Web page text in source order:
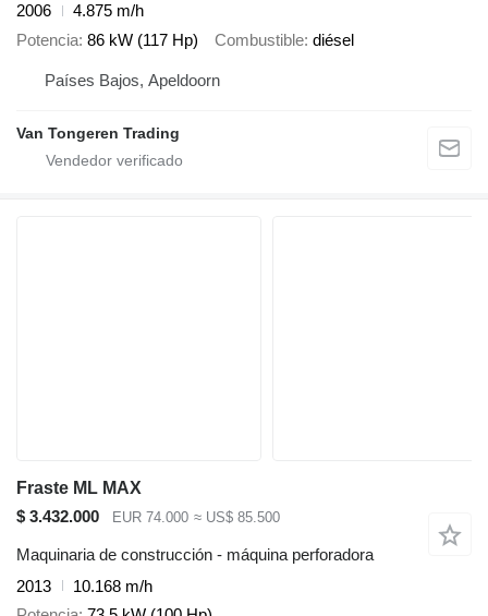
2006
4.875 m/h
Potencia 86 kW (117 Hp) Combustible diésel
Países Bajos, Apeldoorn
Van Tongeren Trading
Fraste ML MAX
$ 3.432.000
EUR 74.000 ≈ US$ 85.500
Maquinaria de construcción - máquina perforadora
2013
10.168 m/h